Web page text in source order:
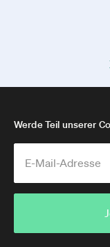
Werde Teil unserer